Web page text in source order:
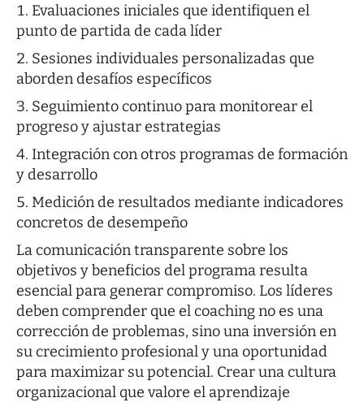
Evaluaciones iniciales que identifiquen el
punto de partida de cada líder
Sesiones individuales personalizadas que
aborden desafíos específicos
Seguimiento continuo para monitorear el
progreso y ajustar estrategias
Integración con otros programas de formación
y desarrollo
Medición de resultados mediante indicadores
concretos de desempeño
La comunicación transparente sobre los
objetivos y beneficios del programa resulta
esencial para generar compromiso. Los líderes
deben comprender que el coaching no es una
corrección de problemas, sino una inversión en
su crecimiento profesional y una oportunidad
para maximizar su potencial. Crear una cultura
organizacional que valore el aprendizaje